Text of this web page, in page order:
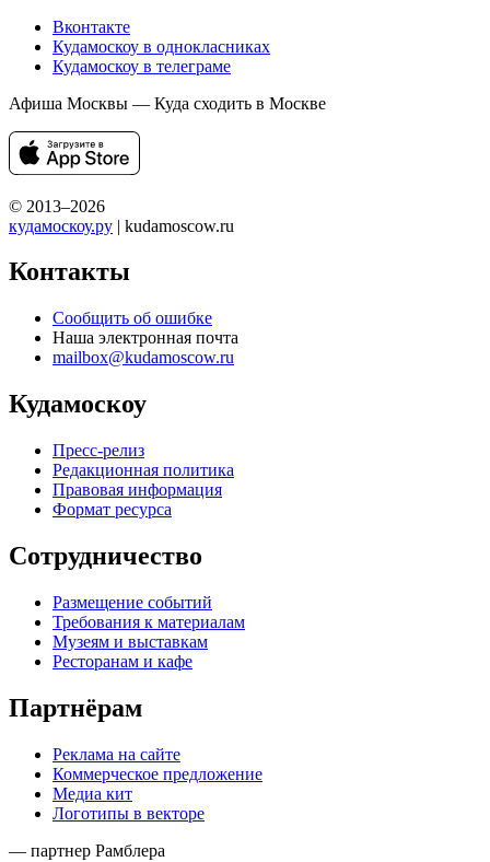
Вконтакте
Кудамоскоу в однокласниках
Кудамоскоу в телеграме
Афиша Москвы — Куда сходить в Москве
© 2013–2026
кудамоскоу.ру | kudamoscow.ru
Контакты
Сообщить об ошибке
Наша электронная почта
mailbox@kudamoscow.ru
Кудамоскоу
Пресс-релиз
Редакционная политика
Правовая информация
Формат ресурса
Сотрудничество
Размещение событий
Требования к материалам
Музеям и выставкам
Ресторанам и кафе
Партнёрам
Реклама на сайте
Коммерческое предложение
Медиа кит
Логотипы в векторе
— партнер Рамблера